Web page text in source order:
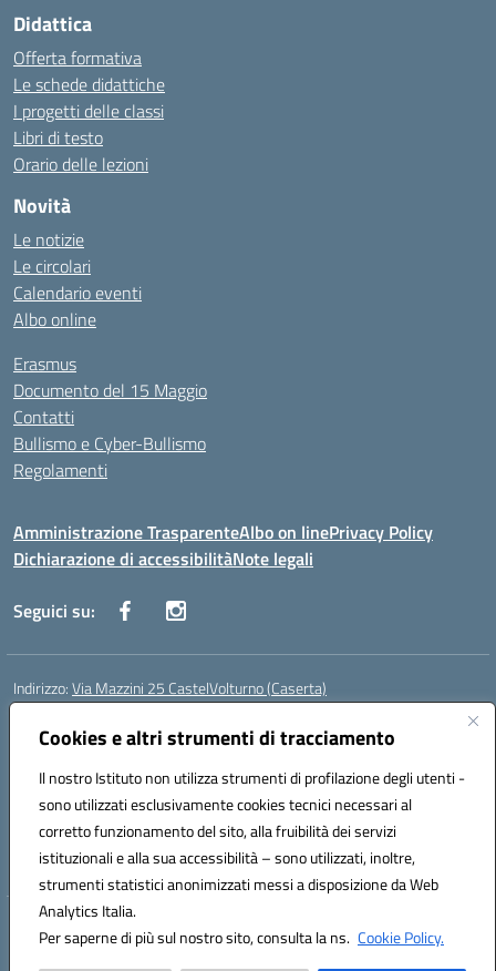
Cookies e altri strumenti di tracciamento
Il nostro Istituto non utilizza strumenti di profilazione degli utenti -
sono utilizzati esclusivamente cookies tecnici necessari al
corretto funzionamento del sito, alla fruibilità dei servizi
istituzionali e alla sua accessibilità – sono utilizzati, inoltre,
strumenti statistici anonimizzati messi a disposizione da Web
Analytics Italia.
Per saperne di più sul nostro sito, consulta la ns. Cookie Policy.
Didattica
Offerta formativa
Le schede didattiche
I progetti delle classi
Libri di testo
Orario delle lezioni
Novità
Le notizie
Le circolari
Calendario eventi
Albo online
Erasmus
Documento del 15 Maggio
Contatti
Bullismo e Cyber-Bullismo
Regolamenti
Amministrazione TrasparenteAlbo on linePrivacy Policy
Dichiarazione di accessibilitàNote legali
Seguici su:
Indirizzo:Via Mazzini 25 CastelVolturno (Caserta)
Centralino:
Posta elettronica certificata (PEC):ceis014005@pec.istruzione.it
Codice fiscale: 93063510619
Codice meccanografico:CEIS014005
Codice Indice delle Pubbliche Amministrazioni (IPA): istsc_ceis014005
Codice unico di fatturazione (CUF): UOU8EW
Hosting & Powered by 3D Solution S.r.l.
Concept & Design by Designers Italia